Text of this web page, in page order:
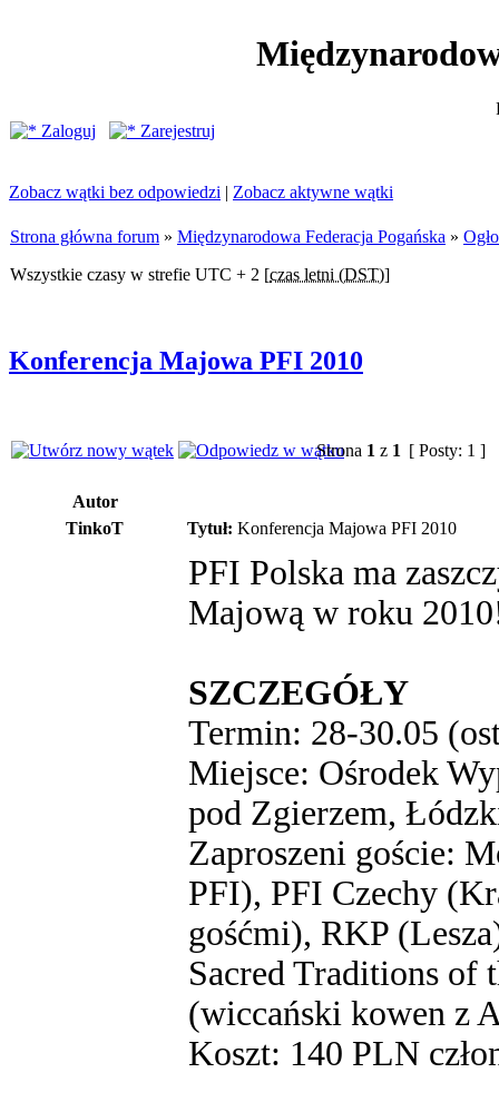
Zaloguj
Zarejestruj
Zobacz wątki bez odpowiedzi | Zobacz aktywne wątki
Strona główna forum » Międzynarodowa Federacja Pogańska »
Wszystkie czasy w strefie UTC + 2 [czas letni (DST)]
Konferencja Majowa PFI 2010
Strona 1 z 1 [ Posty: 1 ]
Autor
TinkoT
Tytuł: Konferencja Majowa PFI 2010
PFI Polska ma
Majową w roku
SZCZEGÓŁY
Termin: 28-30.05
Miejsce: Ośrodek
pod Zgierzem,
Zaproszeni goście:
PFI), PFI Czechy
gośćmi), RKP
Sacred Traditions of
(wiccański kowen z
Koszt: 140 PLN